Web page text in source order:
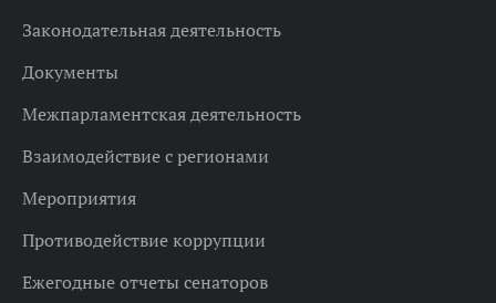
Законодательная деятельность
Документы
Межпарламентская деятельность
Взаимодействие с регионами
Мероприятия
Противодействие коррупции
Ежегодные отчеты сенаторов